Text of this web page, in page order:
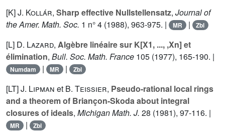
[K]J. Kollár, Sharp effective Nullstellensatz, Journal of
the Amer. Math. Soc. 1 n° 4 (1988), 963-975. | MR | Zbl
[L] D. Lazard, Algèbre linéaire sur K[X1, ..., ,Xn] et
élimination, Bull. Soc. Math. France 105 (1977), 165-190. |
Numdam | MR | Zbl
[LT]J. Lipman et B. Teissier, Pseudo-rational local rings
and a theorem of Briançon-Skoda about integral
closures of ideals, Michigan Math. J. 28 (1981), 97-116. |
MR | Zbl